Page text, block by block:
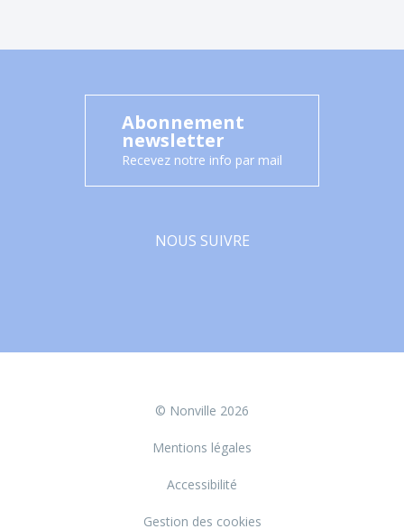
Abonnement
newsletter
Recevez notre info par mail
NOUS SUIVRE
© Nonville 2026
Mentions légales
Accessibilité
Gestion des cookies